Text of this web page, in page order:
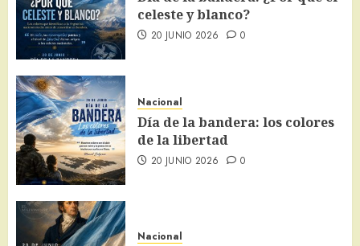
celeste y blanco?
20 JUNIO 2026 0
Nacional
Día de la bandera: los colores
de la libertad
20 JUNIO 2026 0
Nacional